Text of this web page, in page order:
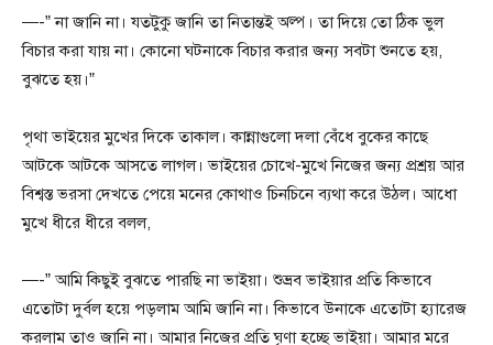
—-” না জানি না। যতটুকু জানি তা নিতান্তই অল্প। তা দিয়ে তো ঠিক ভুল
বিচার করা যায় না। কোনো ঘটনাকে বিচার করার জন্য সবটা শুনতে হয়,
বুঝতে হয়।”
পৃথা ভাইয়ের মুখের দিকে তাকাল। কান্নাগুলো দলা বেঁধে বুকের কাছে
আটকে আটকে আসতে লাগল। ভাইয়ের চোখে-মুখে নিজের জন্য প্রশ্রয় আর
বিশ্বস্ত ভরসা দেখতে পেয়ে মনের কোথাও চিনচিনে ব্যথা করে উঠল। আধো
মুখে ধীরে ধীরে বলল,
—-” আমি কিছুই বুঝতে পারছি না ভাইয়া। শুভ্রব ভাইয়ার প্রতি কিভাবে
এতোটা দুর্বল হয়ে পড়লাম আমি জানি না। কিভাবে উনাকে এতোটা হ্যারেজ
করলাম তাও জানি না। আমার নিজের প্রতি ঘৃণা হচ্ছে ভাইয়া। আমার মরে